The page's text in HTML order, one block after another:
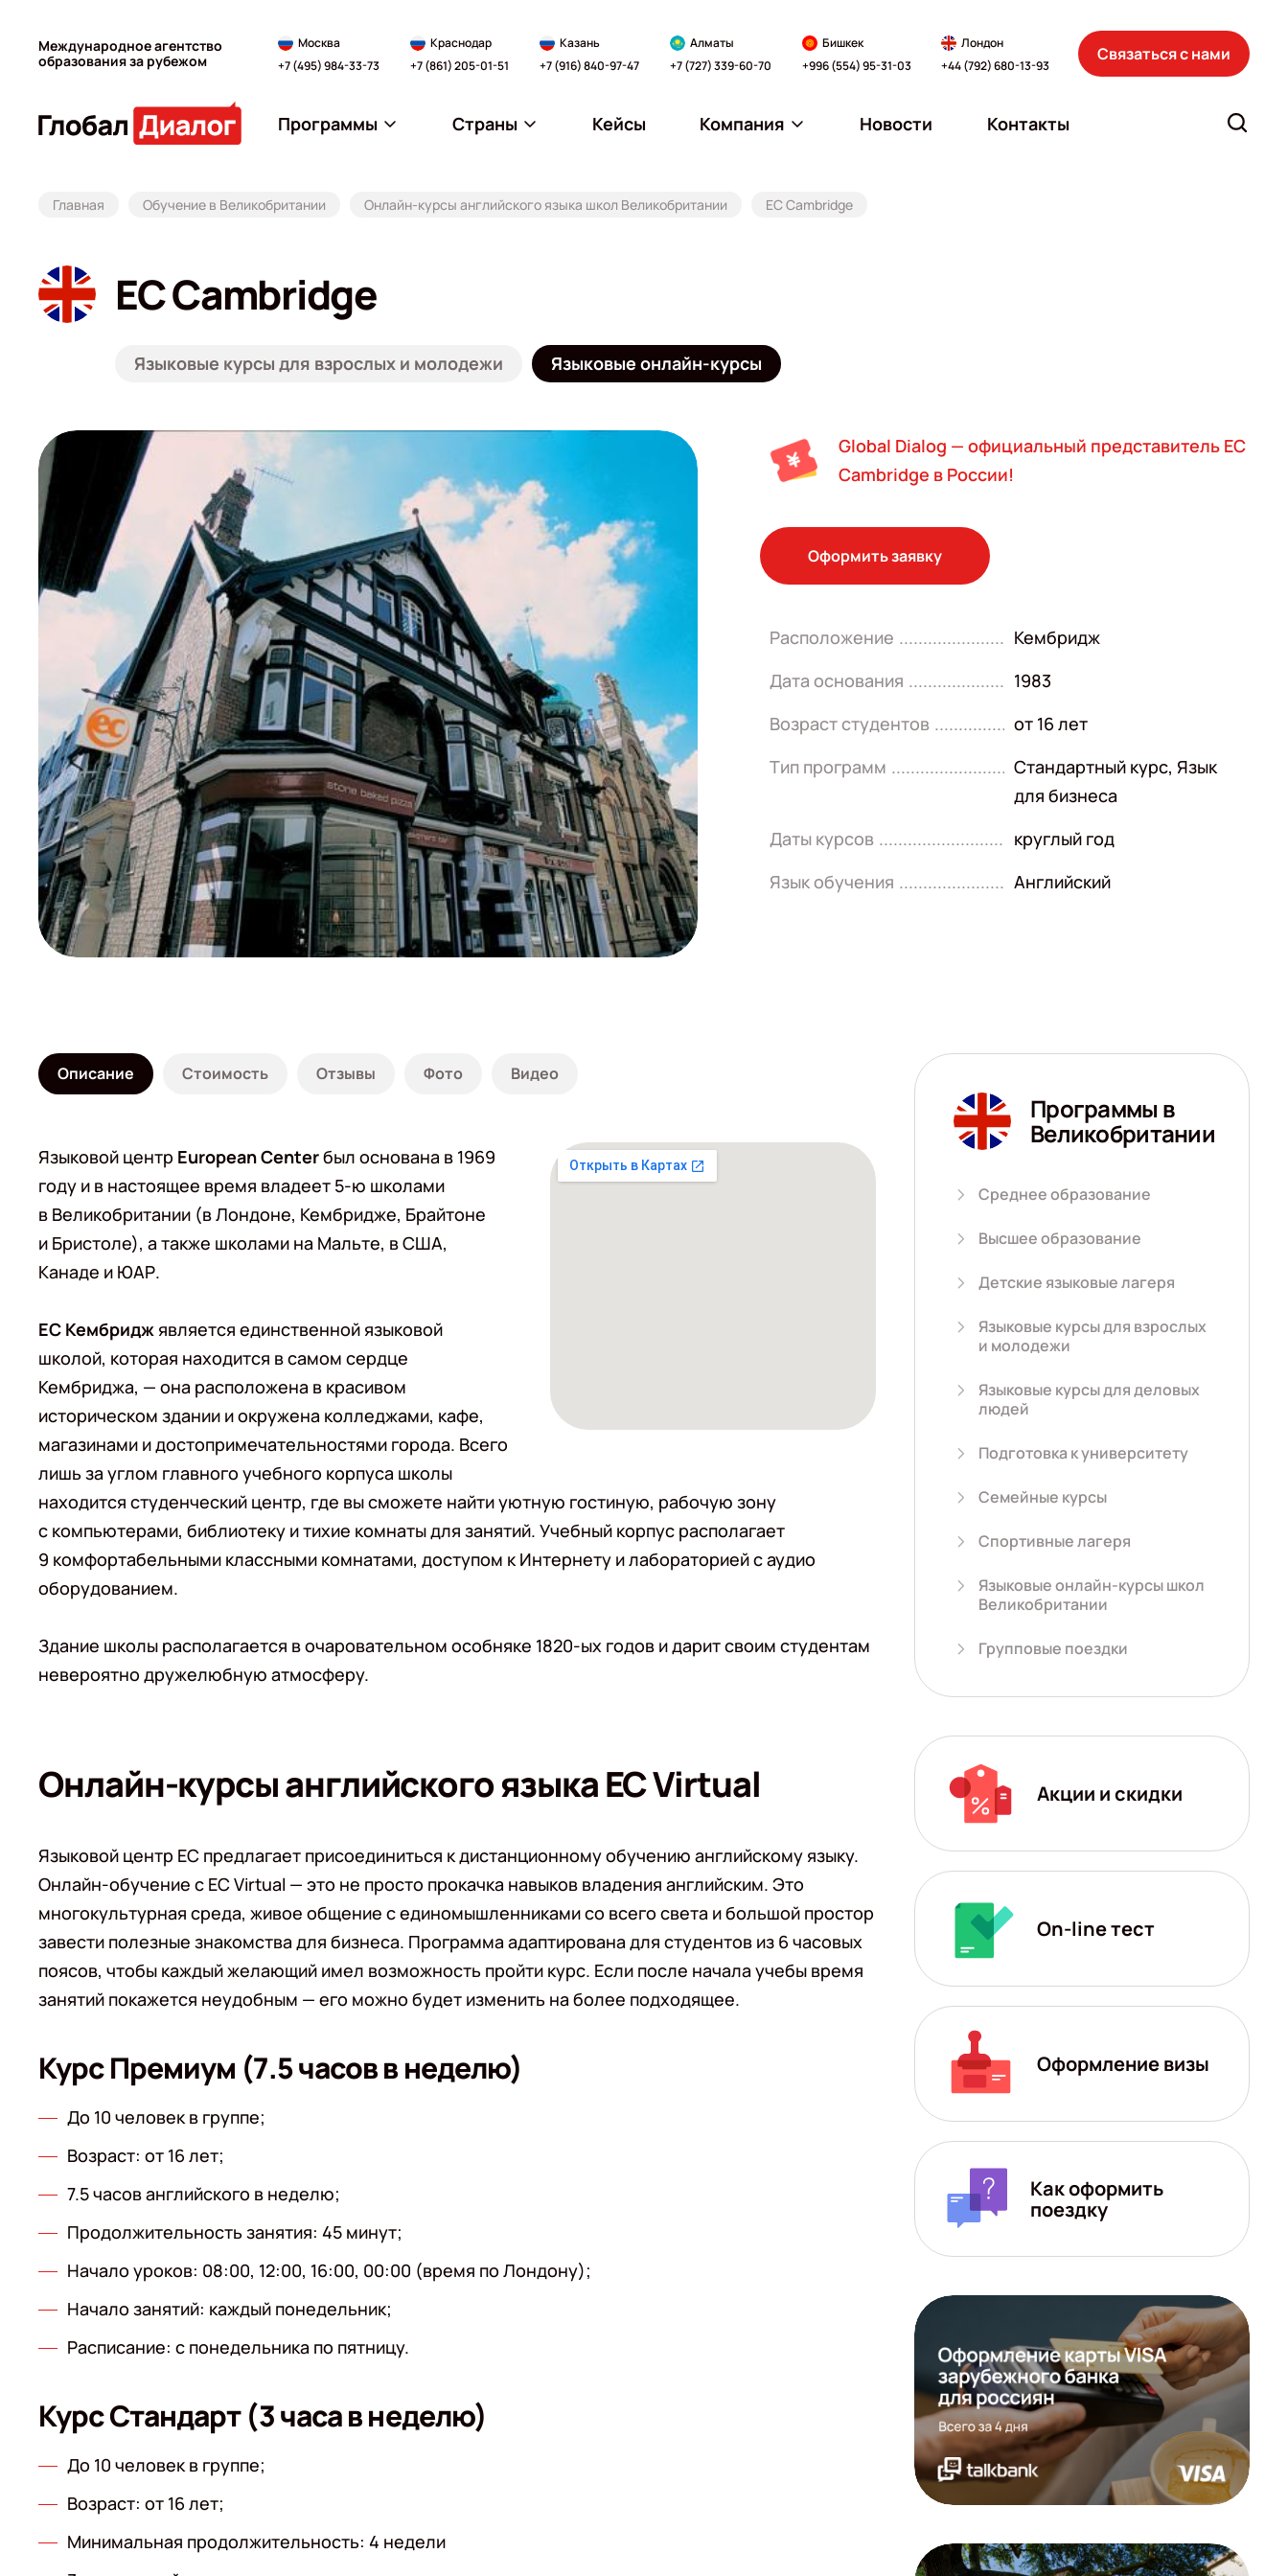
Международное агентство
образования за рубежом
Москва
+7 (495) 984-33-73
Краснодар
+7 (861) 205-01-51
Казань
+7 (916) 840-97-47
Алматы
+7 (727) 339-60-70
Бишкек
+996 (554) 95-31-03
Лондон
+44 (792) 680-13-93
Связаться с нами
Программы Страны Кейсы Компания Новости Контакты
Главная Обучение в Великобритании Онлайн-курсы английского языка школ Великобритании EC Cambridge
EC Cambridge
Языковые курсы для взрослых и молодежи Языковые онлайн-курсы
Global Dialog — официальный представитель EC
Cambridge в России!
Оформить заявку
Расположение
Кембридж
Дата основания
1983
Возраст студентов
от 16 лет
Тип программ
Стандартный курс, Язык
для бизнеса
Даты курсов
круглый год
Язык обучения
Английский
Описание Стоимость Отзывы Фото Видео
Языковой центр European Centerбыл основана в 1969
году и в настоящее время владеет 5-ю школами
в Великобритании (в Лондоне, Кембридже, Брайтоне
и Бристоле), а также школами на Мальте, в США,
Канаде и ЮАР.
EC Кембридж является единственной языковой
школой, которая находится в самом сердце
Кембриджа, — она расположена в красивом
историческом здании и окружена колледжами, кафе,
магазинами и достопримечательностями города. Всего
лишь за углом главного учебного корпуса школы
находится студенческий центр, где вы сможете найти уютную гостиную, рабочую зону
с компьютерами, библиотеку и тихие комнаты для занятий. Учебный корпус располагает
9 комфортабельными классными комнатами, доступом к Интернету и лабораторией с аудио
оборудованием.
Здание школы располагается в очаровательном особняке 1820-ых годов и дарит своим студентам
невероятно дружелюбную атмосферу.
Онлайн-курсы английского языка EC Virtual
Языковой центр EC предлагает присоединиться к дистанционному обучению английскому языку.
Онлайн-обучение с EC Virtual — это не просто прокачка навыков владения английским. Это
многокультурная среда, живое общение с единомышленниками со всего света и большой простор
завести полезные знакомства для бизнеса. Программа адаптирована для студентов из 6 часовых
поясов, чтобы каждый желающий имел возможность пройти курс. Если после начала учебы время
занятий покажется неудобным — его можно будет изменить на более подходящее.
Курс Премиум (7.5 часов в неделю)
До 10 человек в группе;
Возраст: от 16 лет;
7.5 часов английского в неделю;
Продолжительность занятия: 45 минут;
Начало уроков: 08:00, 12:00, 16:00, 00:00 (время по Лондону);
Начало занятий: каждый понедельник;
Расписание: с понедельника по пятницу.
Курс Стандарт (3 часа в неделю)
До 10 человек в группе;
Возраст: от 16 лет;
Минимальная продолжительность: 4 недели
Программы в
Великобритании
Среднее образование
Высшее образование
Детские языковые лагеря
Языковые курсы для взрослых
и молодежи
Языковые курсы для деловых
людей
Подготовка к университету
Семейные курсы
Спортивные лагеря
Языковые онлайн-курсы школ
Великобритании
Групповые поездки
Акции и скидки
On-line тест
Оформление визы
Как оформить
поездку